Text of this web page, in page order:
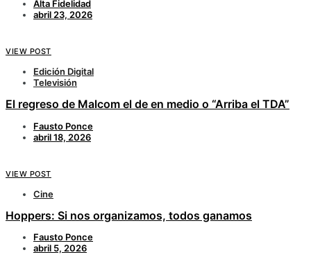
Alta Fidelidad
abril 23, 2026
VIEW POST
Edición Digital
Televisión
El regreso de Malcom el de en medio o “Arriba el TDA”
Fausto Ponce
abril 18, 2026
VIEW POST
Cine
Hoppers: Si nos organizamos, todos ganamos
Fausto Ponce
abril 5, 2026